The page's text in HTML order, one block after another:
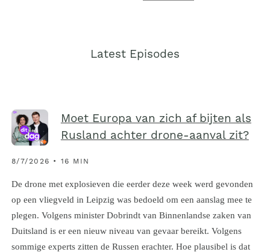
Latest Episodes
Moet Europa van zich af bijten als
Rusland achter drone-aanval zit?
8/7/2026 • 16 MIN
De drone met explosieven die eerder deze week werd gevonden
op een vliegveld in Leipzig was bedoeld om een aanslag mee te
plegen. Volgens minister Dobrindt van Binnenlandse zaken van
Duitsland is er een nieuw niveau van gevaar bereikt. Volgens
sommige experts zitten de Russen erachter. Hoe plausibel is dat